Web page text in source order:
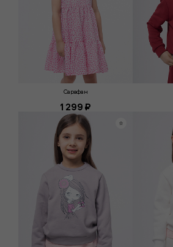
Сарафан
1 299 ₽